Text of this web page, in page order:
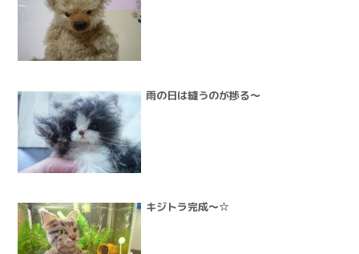
雨の日は縫うのが捗る～
キジトラ完成～☆